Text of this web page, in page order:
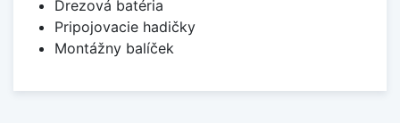
Drezová batéria
Pripojovacie hadičky
Montážny balíček